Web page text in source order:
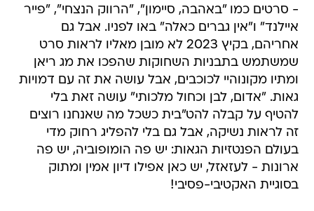
- סרטים כמו "באהבה, סיימון", "הרווק הנצחי", "פייר
איילנד" ו"אין גברים כאלה" באו לפניו. אבל גם
אחריהם, בקיץ 2023 לא מובן מאליו לראות סרט
שמשתמש בתבניות השחוקות שהפכו את מג ריאן
ומתיו מקונוהיי לכוכבים, אבל עושה את זה עם דמויות
גאות. "אדום, לבן וכחול מלכותי" עושה זאת בלי
להטיף על קבלה להט"בית כשכל מה שאנחנו רוצים
זה לראות נשיקה, אבל גם בלי להפליג רחוק מדי
בעולם הפנטזיות הגאות: יש פה הומופוביה, יש פה
ארונות - לעזאזל, יש כאן אפילו דיון אמין ומתוק
בסוגיית האקטיבי-פסיבי!